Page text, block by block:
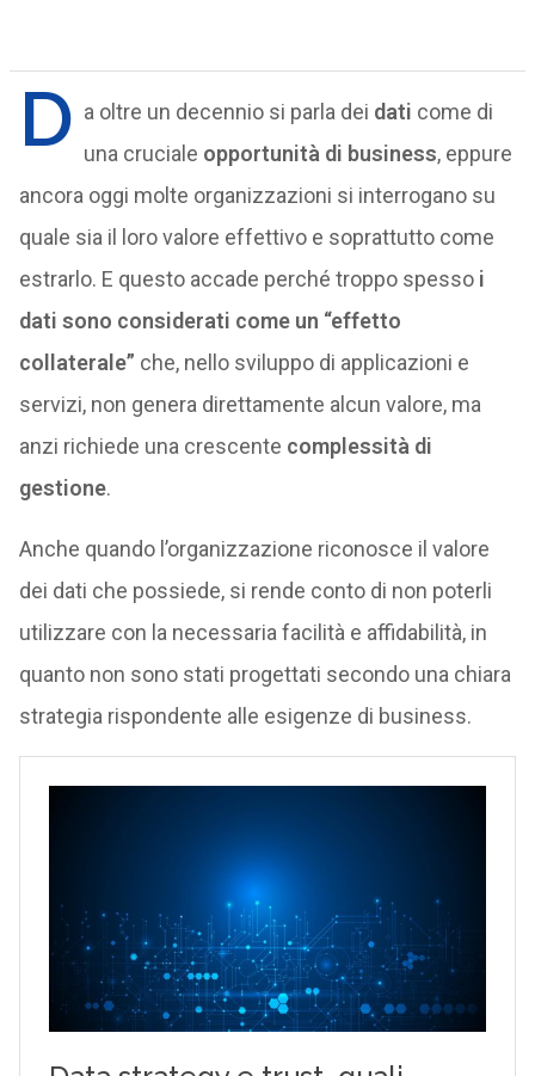
D a oltre un decennio si parla dei dati come di
una cruciale opportunità di business, eppure
ancora oggi molte organizzazioni si interrogano su
quale sia il loro valore effettivo e soprattutto come
estrarlo. E questo accade perché troppo spesso i
dati sono considerati come un “effetto
collaterale” che, nello sviluppo di applicazioni e
servizi, non genera direttamente alcun valore, ma
anzi richiede una crescente complessità di
gestione.
Anche quando l’organizzazione riconosce il valore
dei dati che possiede, si rende conto di non poterli
utilizzare con la necessaria facilità e affidabilità, in
quanto non sono stati progettati secondo una chiara
strategia rispondente alle esigenze di business.